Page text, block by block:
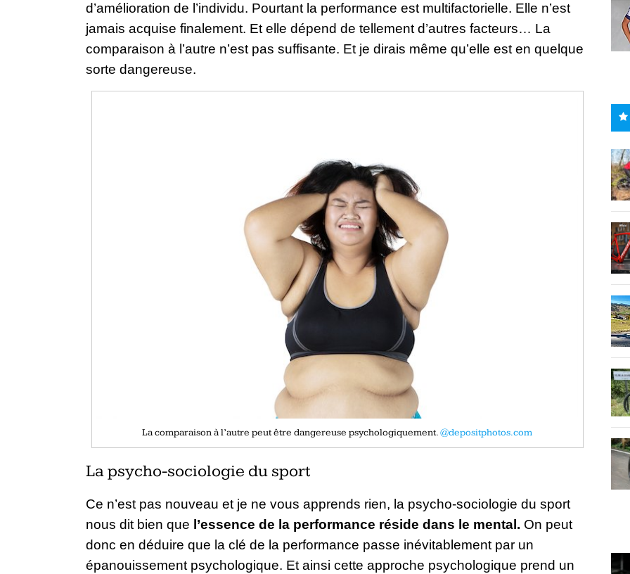
d’amélioration de l’individu. Pourtant la performance est multifactorielle. Elle n’est
jamais acquise finalement. Et elle dépend de tellement d’autres facteurs… La
comparaison à l’autre n’est pas suffisante. Et je dirais même qu’elle est en quelque
sorte dangereuse.
La comparaison à l’autre peut être dangereuse psychologiquement.@depositphotos.com
La psycho-sociologie du sport
Ce n’est pas nouveau et je ne vous apprends rien, la psycho-sociologie du sport
nous dit bien que l’essence de la performance réside dans le mental. On peut
donc en déduire que la clé de la performance passe inévitablement par un
épanouissement psychologique. Et ainsi cette approche psychologique prend un